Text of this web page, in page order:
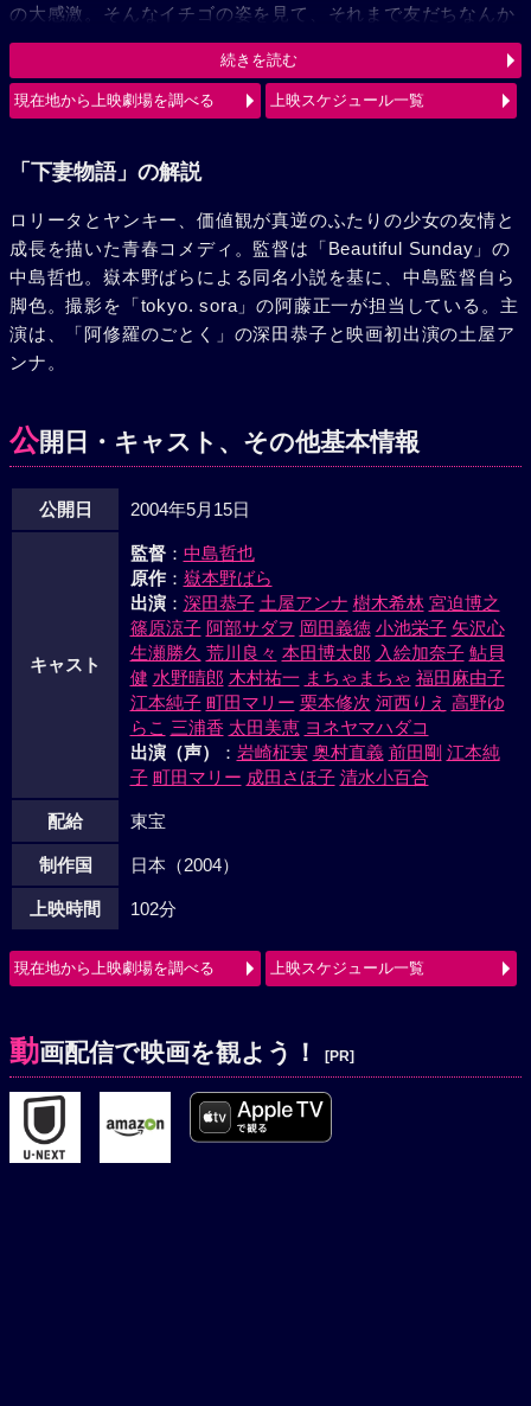
の大感激。そんなイチゴの姿を見て、それまで友だちなんか
いらないと言っていた桃子も、彼女に友情を感じるようにな
るのであった。ある日、群れることに違和感を感じていたイ
チゴがチーム脱退を巡ってケジメを取らされることになっ
に向かう桃子。そして、卑怯な新総長・ミコたちを相手にブ
チ切れた彼女は、みごとイチゴを助け出す。それから後、お
気に入りのブランドの社長に刺繍の技術を認められた桃子
は、しかし作るより着る方の幸せ、と相変わらずロリータ街
道を爆進中。一方のイチゴは、一時はそのブランドのモデル
になったものの、やはり性に合わず、今は土浦のモータース
でバイトしている。
続きを読む
現在地から上映劇場を調べる 上映スケジュール一覧
「下妻物語」の解説
ロリータとヤンキー、価値観が真逆のふたりの少女の友情と
成長を描いた青春コメディ。監督は「Beautiful Sunday」の
中島哲也。嶽本野ばらによる同名小説を基に、中島監督自ら
脚色。撮影を「tokyo. sora」の阿藤正一が担当している。主
演は、「阿修羅のごとく」の深田恭子と映画初出演の土屋ア
ンナ。
公開日・キャスト、その他基本情報
公開日 2004年5月15日
キャスト
監督： 中島哲也
原作： 嶽本野ばら
出演： 深田恭子 土屋アンナ 樹木希林 宮迫博之
篠原涼子 阿部サダヲ 岡田義徳 小池栄子 矢沢心
生瀬勝久 荒川良々 本田博太郎 入絵加奈子 鮎貝
健 水野晴郎 木村祐一 まちゃまちゃ 福田麻由子
江本純子 町田マリー 栗本修次 河西りえ 高野ゆ
らこ 三浦香 太田美恵 ヨネヤマハダコ
出演（声）
： 岩崎柾実 奥村直義 前田剛 江本純
子 町田マリー 成田さほ子 清水小百合
配給 東宝
制作国 日本（2004）
上映時間 102分
現在地から上映劇場を調べる 上映スケジュール一覧
動画配信で映画を観よう！ [PR]